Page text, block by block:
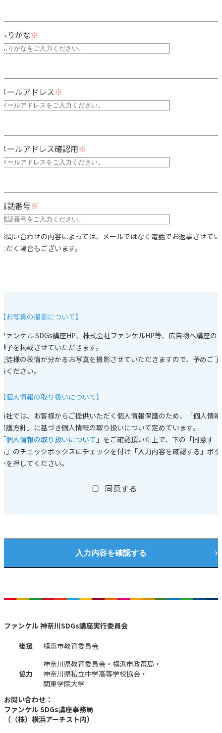
りがな
ールアドレス
ールアドレス確認用
話番号
問い合わせの内容によっては、メールではなく電話でお返事させてい
だく場合もございます。
お写真の撮影について】
ァンケル SDGs講座HP、株式会社ファンケルHP等、広告物へ講座の
子を掲載させていただきます。
徒様の表情が分かるお写真を撮影させていただきますので、予めご了
ください。
個人情報の取り扱いについて】
社では、お客様からご提供いただく個人情報保護のため、「個人情報
護方針」に基づき個人情報の取り扱いについて定めています。
個人情報の取り扱いについて 」をご確認頂いた上で、下の「同意す
」のチェックボックスにチェックを付け「入力内容を確認する」ボタ
を押してください。
同意する
ファンケル 神奈川SDGs講座実行委員会
後援 横浜市教育委員会
協力
神奈川県教育委員会・横浜市政策局・
神奈川県私立中学高等学校協会・
関東学院大学
お問い合わせ：
ファンケル SDGs講座事務局
（（株）横浜アーチスト内）